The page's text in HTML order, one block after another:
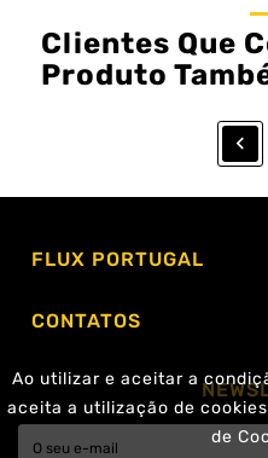
Ao utilizar e aceitar a
aceita a utilização de
de
Clientes Que
Produto

FLUX PORTUGAL
CONTATOS